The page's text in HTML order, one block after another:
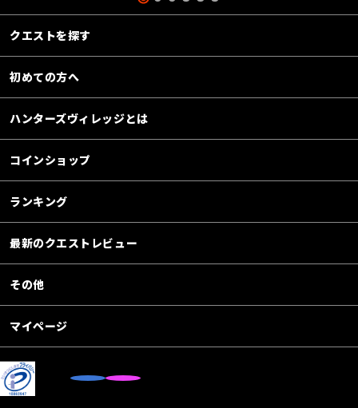
クエストを探す
初めての方へ
ハンターズヴィレッジとは
コインショップ
ランキング
最新のクエストレビュー
その他
マイページ